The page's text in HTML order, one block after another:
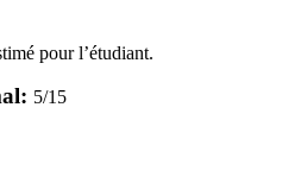
pour l’étudiant.
5/15